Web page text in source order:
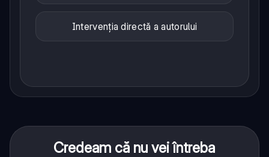
Intervenția directă a autorului
Credeam că nu vei întreba